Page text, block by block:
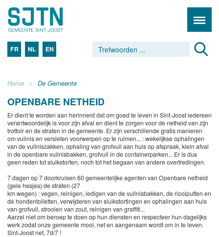
FR NL EN
Home De Gemeente
OPENBARE NETHEID
Er dient te worden aan herinnerd dat om goed te leven in Sint-Joost iedereen
verantwoordelijk is voor zijn afval en dient te zorgen voor de netheid van zijn
trottoir en de straten in de gemeente. Er zijn verschillende gratis manieren
om vuilnis en versleten voorwerpen op te ruimen... : wekelijkse ophalingen
van de vuilniszakken, ophaling van grofvuil aan huis op afspraak, klein afval
in de openbare vuilnisbakken, grofvuil in de containerparken... Er is dus
geen reden tot sluikstorten, noch tot het begaan van andere overtredingen.
7 dagen op 7 doorkruisen 60 gemeentelijke agenten van Openbare netheid
(gele hesjes) de straten (27
km wegen) : vegen, reinigen, ledigen van de vuilnisbakken, de rioolputten en
de hondentoiletten, verwijderen van sluikstortingen en ophalingen aan huis
van grofvuil, strooien van zout, reinigen van graffiti...
Aarzel niet om beroep te doen op hun diensten en respecteer hun dagelijks
werk zodat onze gemeente mooi, net en aangenaam wordt om in te leven.
Sint-Joost net, 7d/7 !